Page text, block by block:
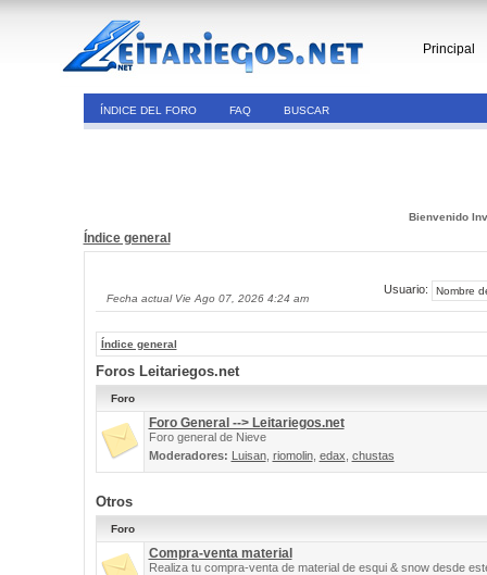
Principal
ÍNDICE DEL FORO FAQ BUSCAR
Bienvenido
Índice general
Fecha actual Vie Ago 07, 2026 4:24 am
Usuario:
Índice general
Foros Leitariegos.net
Foro
Foro General --> Leitariegos.net
Foro general de Nieve
Moderadores: Luisan, riomolin, edax chustas
Otros
Foro
Compra-venta material
Realiza tu compra-venta de material de esqui & snow desde